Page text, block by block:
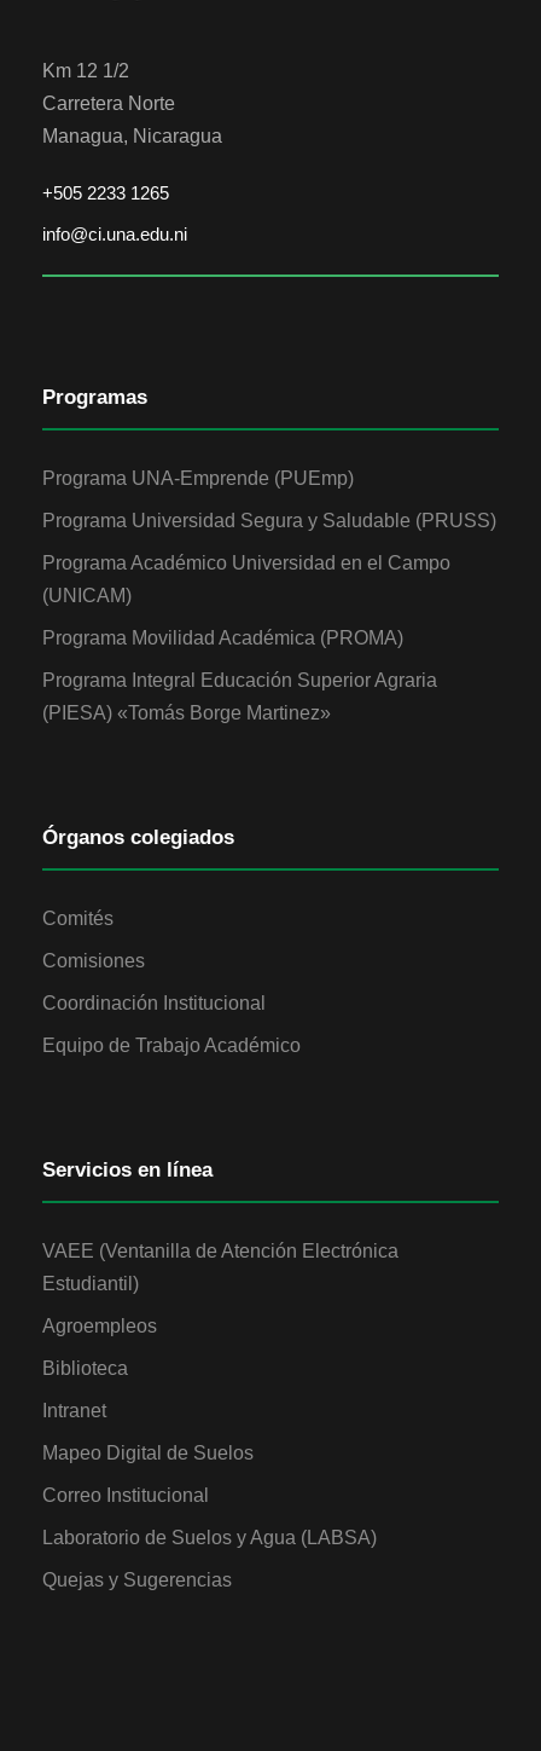
Km 12 1/2
Carretera Norte
Managua, Nicaragua
+505 2233 1265
info@ci.una.edu.ni
Programas
Programa UNA-Emprende (PUEmp)
Programa Universidad Segura y Saludable (PRUSS)
Programa Académico Universidad en el Campo
(UNICAM)
Programa Movilidad Académica (PROMA)
Programa Integral Educación Superior Agraria
(PIESA) «Tomás Borge Martinez»
Órganos colegiados
Comités
Comisiones
Coordinación Institucional
Equipo de Trabajo Académico
Servicios en línea
VAEE (Ventanilla de Atención Electrónica
Estudiantil)
Agroempleos
Biblioteca
Intranet
Mapeo Digital de Suelos
Correo Institucional
Laboratorio de Suelos y Agua (LABSA)
Quejas y Sugerencias